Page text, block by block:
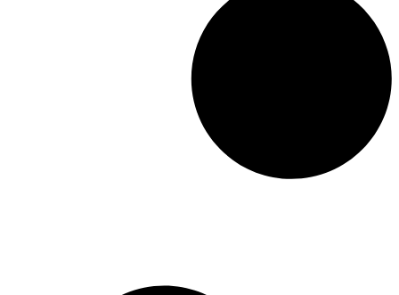
de toutes les couleurs, et sur
le globe rapporté de
Constantinople – on peut